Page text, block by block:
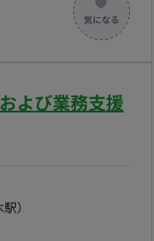
IoT系の開発経験
以上 ■稼働開始日
よび業務支援
）